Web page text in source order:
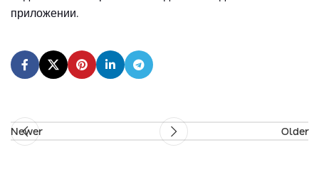
приложении.
Newer Older